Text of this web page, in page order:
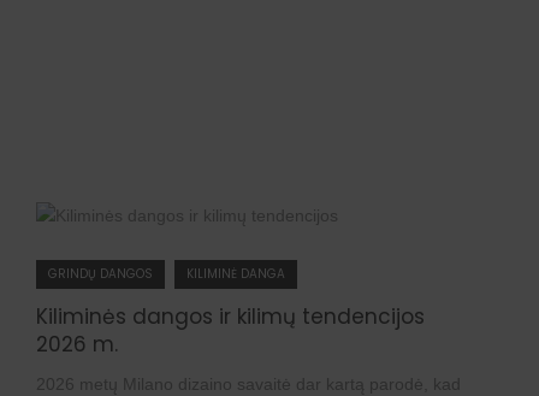
GRINDŲ DANGOS KILIMINĖ DANGA
Kiliminės dangos ir kilimų tendencijos
2026 m.
2026 metų Milano dizaino savaitė dar kartą parodė, kad